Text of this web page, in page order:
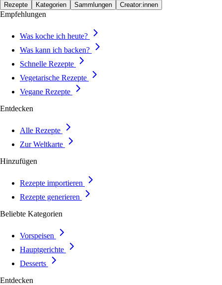
Rezepte Kategorien Sammlungen Creator:innen
Empfehlungen
Was koche ich heute?
Was kann ich backen?
Schnelle Rezepte
Vegetarische Rezepte
Vegane Rezepte
Entdecken
Alle Rezepte
Zur Weltkarte
Hinzufügen
Rezepte importieren
Rezepte generieren
Beliebte Kategorien
Vorspeisen
Hauptgerichte
Desserts
Entdecken